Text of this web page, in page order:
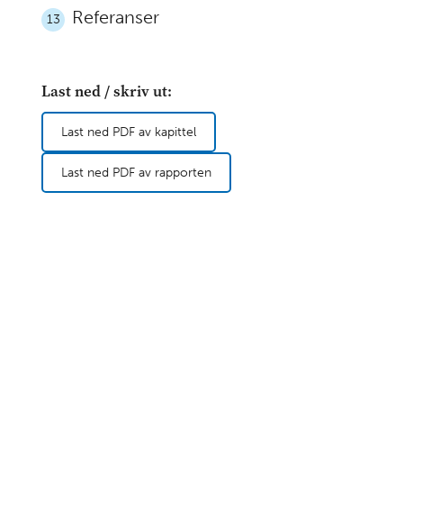
13 Referanser
Last ned / skriv ut:
Last ned PDF av kapittel
Last ned PDF av rapporten